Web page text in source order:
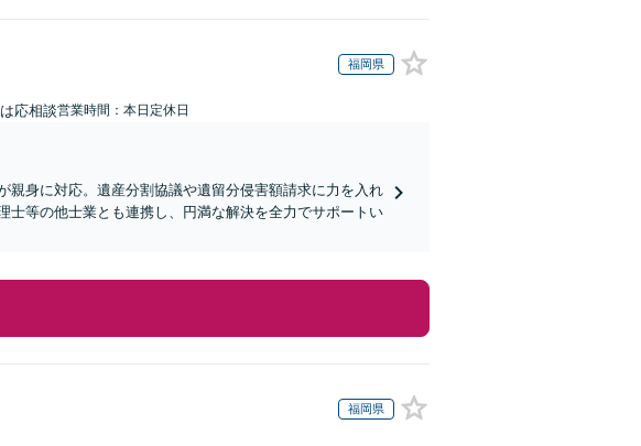
福岡県
応相談営業時間：本日定休日
親身に対応。遺産分割協議や遺留分侵害額請求に力を入れ
等の他士業とも連携し、円満な解決を全力でサポートい
福岡県